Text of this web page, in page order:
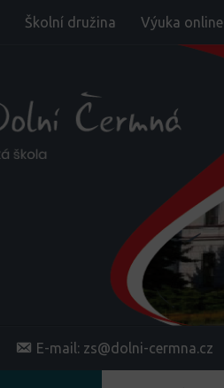
Školní družina Výuka online
E-mail: zs@dolni-cermna.cz